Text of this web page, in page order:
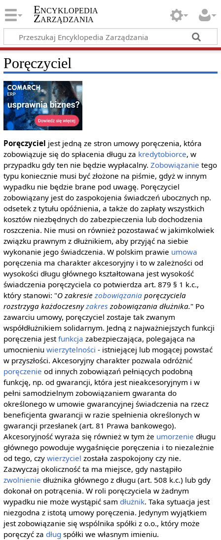
Encyklopedia
Zarządzania
Poręczyciel
Poręczyciel jest jedną ze stron umowy poręczenia, która
zobowiązuje się do spłacenia długu za kredytobiorce, w
przypadku gdy ten nie będzie wypłacalny. Zobowiązanie tego
typu koniecznie musi być złożone na piśmie, gdyż w innym
wypadku nie będzie brane pod uwagę. Poręczyciel
zobowiązany jest do zaspokojenia świadczeń ubocznych np.
odsetek z tytułu opóźnienia, a także do zapłaty wszystkich
kosztów niezbędnych do zabezpieczenia lub dochodzenia
roszczenia. Nie musi on również pozostawać w jakimkolwiek
związku prawnym z dłużnikiem, aby przyjąć na siebie
wykonanie jego świadczenia. W polskim prawie umowa
poręczenia ma charakter akcesoryjny i to w zależności od
wysokości długu głównego kształtowana jest wysokość
świadczenia poręczyciela co potwierdza art. 879 § 1 k.c.,
który stanowi: "O zakresiezobowiązaniaporęczyciela
rozstrzyga każdoczesnyzakres zobowiązania dłużnika." Po
zawarciu umowy, poręczyciel zostaje tak zwanym
współdłużnikiem solidarnym. Jedną z najważniejszych funkcji
poręczenia jestfunkcja zabezpieczająca, polegająca na
umocnieniu wierzytelności - istniejącej lub mogącej powstać
w przyszłości. Akcesoryjny charakter pozwala odróżnić
poręczenie od innych zobowiązań pełniących podobną
funkcję, np. od gwarancji, która jest nieakcesoryjnym i w
pełni samodzielnym zobowiązaniem gwaranta do
określonego w umowie gwarancyjnej świadczenia na rzecz
beneficjenta gwarancji w razie spełnienia określonych w
gwarancji przesłanek (art. 81 Prawa bankowego).
Akcesoryjność wyraża się również w tym że umorzenie długu
głównego powoduje wygaśnięcie poręczenia i to niezależnie
od tego, czy wierzyciel została zaspokojony czy nie.
Zazwyczaj okoliczność ta ma miejsce, gdy nastąpiło
zwolnienie dłużnika głównego z długu (art. 508 k.c.) lub gdy
dokonał on potrącenia. W roli poręczyciela w żadnym
wypadku nie może wystąpić sam dłużnik. Taka sytuacja jest
niezgodna z istotą umowy poręczenia. Jedynym wyjątkiem
jest zobowiązanie się wspólnika spółki z o.o., który może
poręczyć za dług spółki we własnym imieniu.